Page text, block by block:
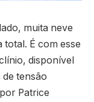
muita neve
É com esse
disponível
tensão
Patrice